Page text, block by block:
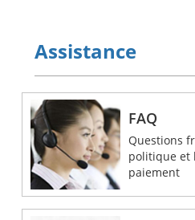
Assistance
FAQ
Questions
politique et
paiement